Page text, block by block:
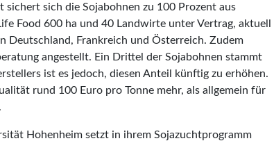
sich die Sojabohnen zu 100 Prozent aus
Food 600 ha und 40 Landwirte unter Vertrag, aktuell
Deutschland, Frankreich und Österreich. Zudem
angestellt. Ein Drittel der Sojabohnen stammt
ist es jedoch, diesen Anteil künftig zu erhöhen.
rund 100 Euro pro Tonne mehr, als allgemein für
Hohenheim setzt in ihrem Sojazuchtprogramm